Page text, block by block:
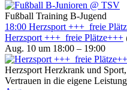
Fußball Training B-Jugend
18:00 Herzsport +++ freie
Herzsport +++ freie Plätze+++
Aug. 10 um 18:00 – 19:00
Herzsport Herzkrank und
Vertrauen in die eigene